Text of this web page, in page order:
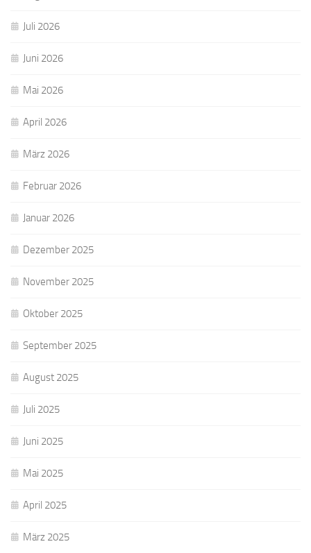
Juli 2026
Juni 2026
Mai 2026
April 2026
März 2026
Februar 2026
Januar 2026
Dezember 2025
November 2025
Oktober 2025
September 2025
August 2025
Juli 2025
Juni 2025
Mai 2025
April 2025
März 2025